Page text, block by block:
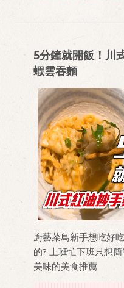
5分鐘就開飯！川
蝦雲吞麵
廚藝菜鳥新手想吃好
的? 上班忙下班只想簡單煮快速吃?獻上省時快速又
美味的美食推薦